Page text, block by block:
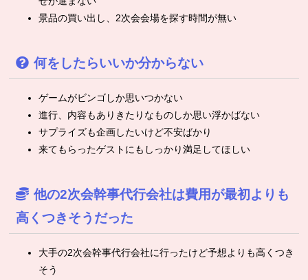
景品の買い出し、2次会会場を探す時間が無い
何をしたらいいか分からない
ゲームがビンゴしか思いつかない
進行、内容もありきたりなものしか思い浮かばない
サプライズも企画したいけど不安ばかり
来てもらったゲストにもしっかり満足してほしい
他の2次会幹事代行会社は費用が最初よりも
高くつきそうだった
大手の2次会幹事代行会社に行ったけど予想よりも高くつき
そう